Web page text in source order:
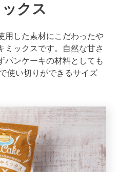
クス
用した素材にこだわったや
ミックスです。自然な甘さ
パンケーキの材料としても
使い切りができるサイズ